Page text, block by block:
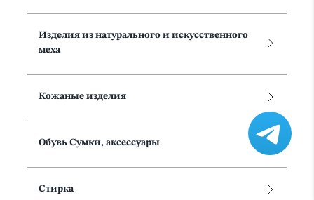
Изделия из натурального и искусственного
меха
Кожаные изделия
Обувь Сумки, аксессуары
Стирка